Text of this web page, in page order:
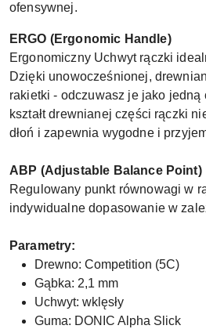
ofensywnej.
ERGO (Ergonomic Handle)
Ergonomiczny Uchwyt rączki
Dzięki unowocześnionej,
rakietki - odczuwasz je jako jedną
kształt drewnianej części rączki
dłoń i zapewnia wygodne i
ABP (Adjustable Balance Point)
Regulowany punkt równowagi w
indywidualne dopasowanie w
Parametry:
Drewno: Competition (5C)
Gąbka: 2,1 mm
Uchwyt: wklęsły
Guma: DONIC Alpha Slick